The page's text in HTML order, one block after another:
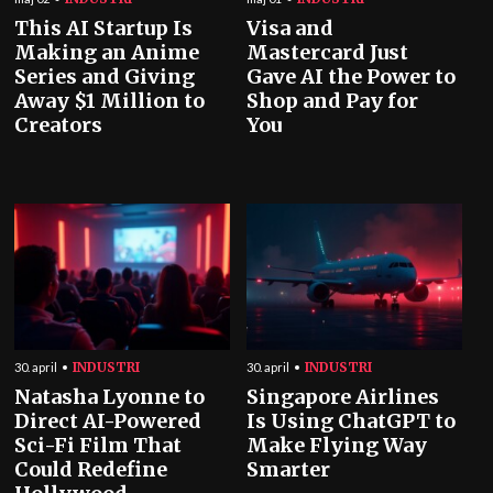
This AI Startup Is
Making an Anime
Series and Giving
Away $1 Million to
Creators
Visa and
Mastercard Just
Gave AI the Power to
Shop and Pay for
You
30. april INDUSTRI
Natasha Lyonne to
Direct AI-Powered
Sci-Fi Film That
Could Redefine
30. april INDUSTRI
Singapore Airlines
Is Using ChatGPT to
Make Flying Way
Smarter